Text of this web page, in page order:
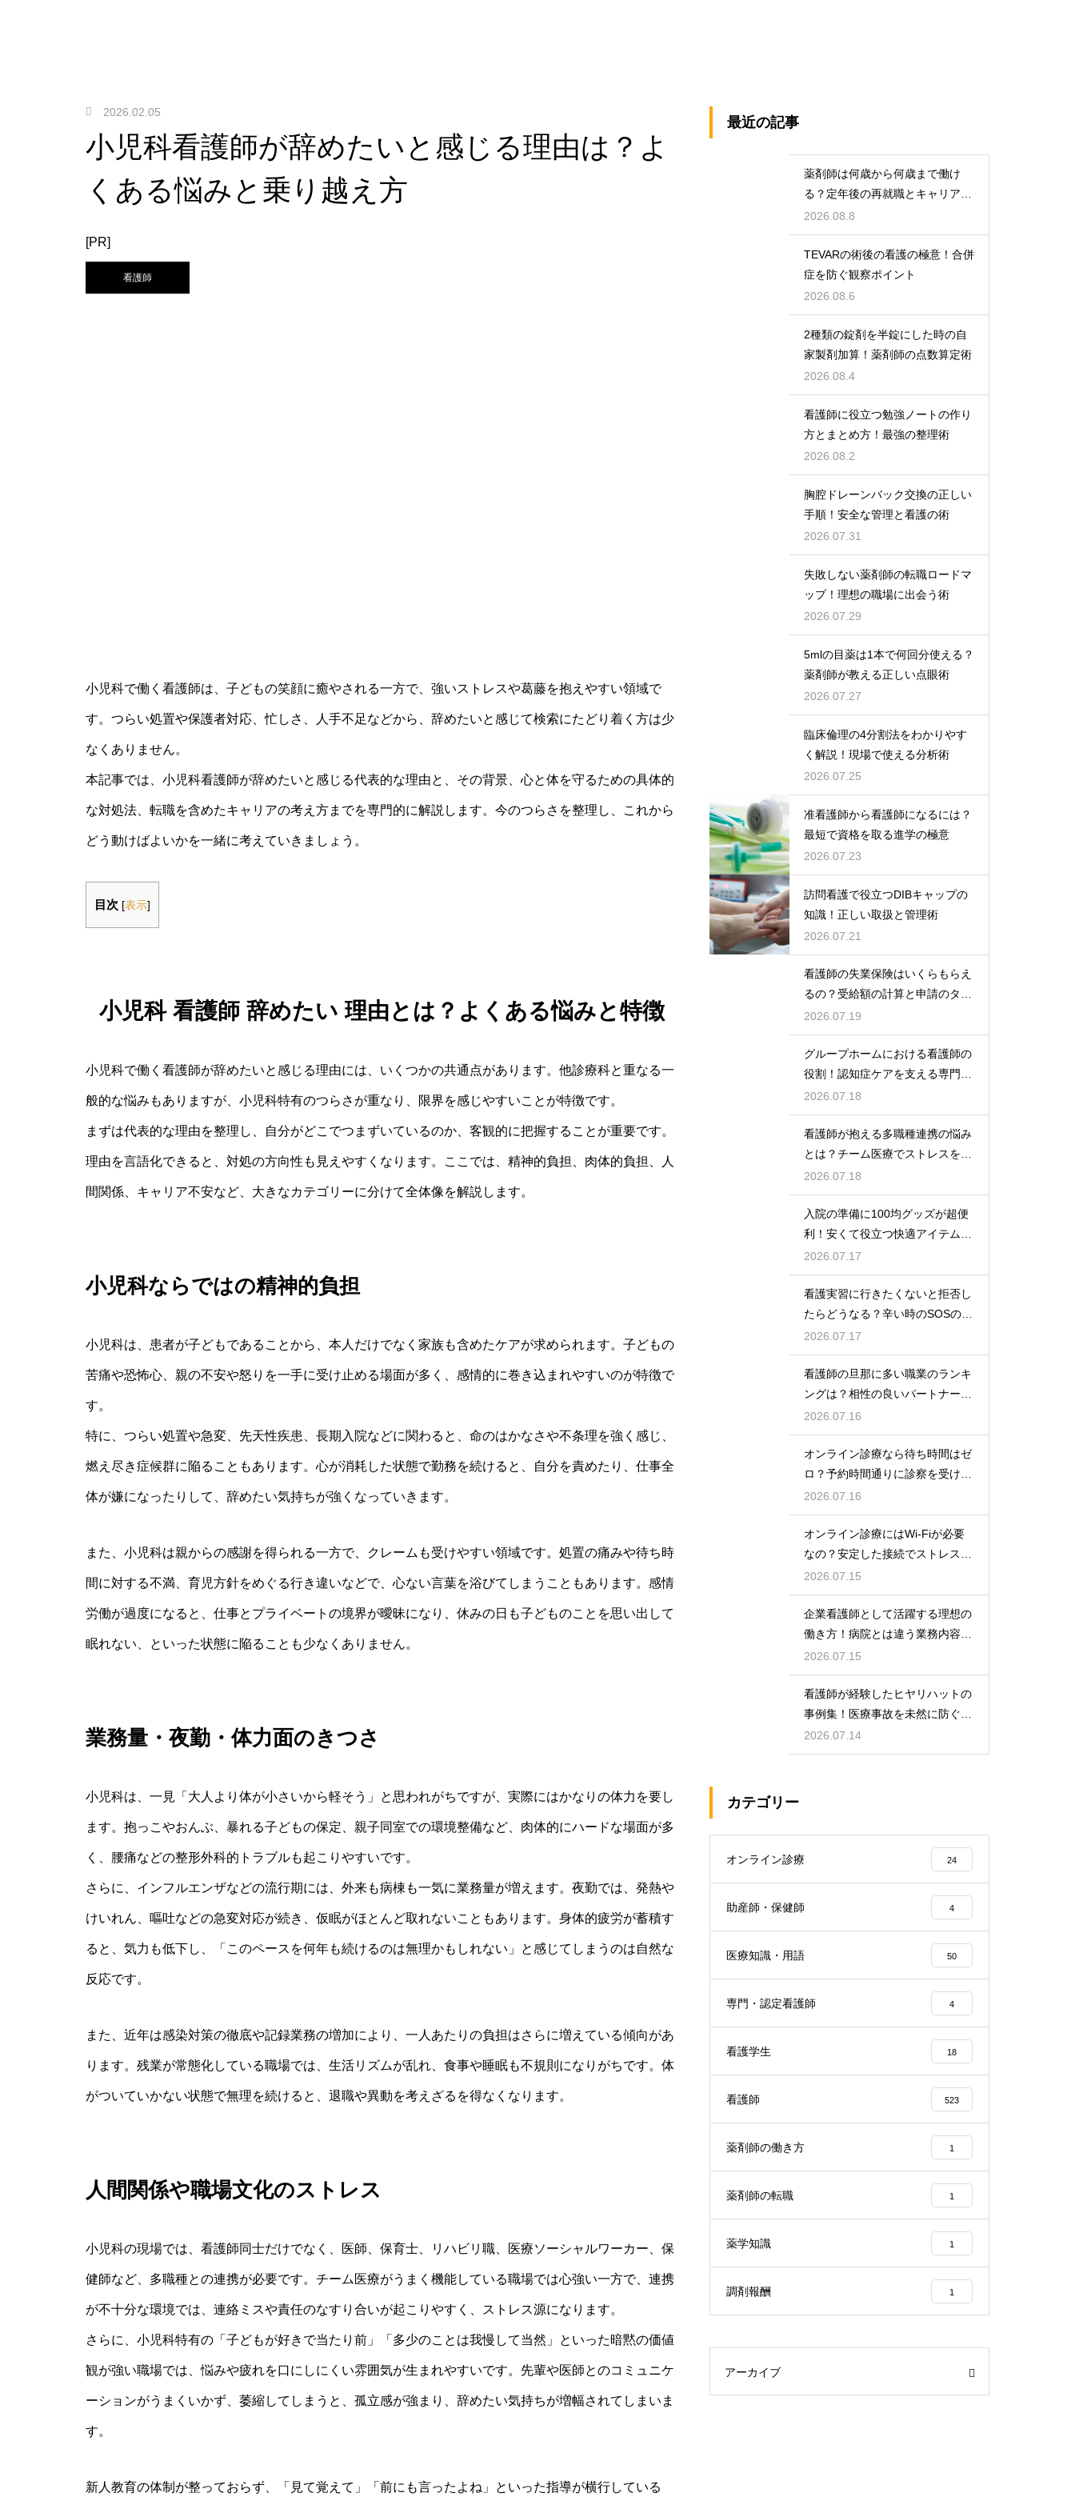
2026.02.05
小児科看護師が辞めたいと感じる理由は？よ
くある悩みと乗り越え方
[PR]
看護師
小児科で働く看護師は、子どもの笑顔に癒やされる一方で、強いストレスや葛藤を抱えやすい領域で
す。つらい処置や保護者対応、忙しさ、人手不足などから、辞めたいと感じて検索にたどり着く方は少
なくありません。
本記事では、小児科看護師が辞めたいと感じる代表的な理由と、その背景、心と体を守るための具体的
な対処法、転職を含めたキャリアの考え方までを専門的に解説します。今のつらさを整理し、これから
どう動けばよいかを一緒に考えていきましょう。
目次 [表示]
小児科 看護師 辞めたい 理由とは？よくある悩みと特徴
小児科で働く看護師が辞めたいと感じる理由には、いくつかの共通点があります。他診療科と重なる一
般的な悩みもありますが、小児科特有のつらさが重なり、限界を感じやすいことが特徴です。
まずは代表的な理由を整理し、自分がどこでつまずいているのか、客観的に把握することが重要です。
理由を言語化できると、対処の方向性も見えやすくなります。ここでは、精神的負担、肉体的負担、人
間関係、キャリア不安など、大きなカテゴリーに分けて全体像を解説します。
小児科ならではの精神的負担
小児科は、患者が子どもであることから、本人だけでなく家族も含めたケアが求められます。子どもの
苦痛や恐怖心、親の不安や怒りを一手に受け止める場面が多く、感情的に巻き込まれやすいのが特徴で
す。
特に、つらい処置や急変、先天性疾患、長期入院などに関わると、命のはかなさや不条理を強く感じ、
燃え尽き症候群に陥ることもあります。心が消耗した状態で勤務を続けると、自分を責めたり、仕事全
体が嫌になったりして、辞めたい気持ちが強くなっていきます。
また、小児科は親からの感謝を得られる一方で、クレームも受けやすい領域です。処置の痛みや待ち時
間に対する不満、育児方針をめぐる行き違いなどで、心ない言葉を浴びてしまうこともあります。感情
労働が過度になると、仕事とプライベートの境界が曖昧になり、休みの日も子どものことを思い出して
眠れない、といった状態に陥ることも少なくありません。
業務量・夜勤・体力面のきつさ
小児科は、一見「大人より体が小さいから軽そう」と思われがちですが、実際にはかなりの体力を要し
ます。抱っこやおんぶ、暴れる子どもの保定、親子同室での環境整備など、肉体的にハードな場面が多
く、腰痛などの整形外科的トラブルも起こりやすいです。
さらに、インフルエンザなどの流行期には、外来も病棟も一気に業務量が増えます。夜勤では、発熱や
けいれん、嘔吐などの急変対応が続き、仮眠がほとんど取れないこともあります。身体的疲労が蓄積す
ると、気力も低下し、「このペースを何年も続けるのは無理かもしれない」と感じてしまうのは自然な
反応です。
また、近年は感染対策の徹底や記録業務の増加により、一人あたりの負担はさらに増えている傾向があ
ります。残業が常態化している職場では、生活リズムが乱れ、食事や睡眠も不規則になりがちです。体
がついていかない状態で無理を続けると、退職や異動を考えざるを得なくなります。
人間関係や職場文化のストレス
小児科の現場では、看護師同士だけでなく、医師、保育士、リハビリ職、医療ソーシャルワーカー、保
健師など、多職種との連携が必要です。チーム医療がうまく機能している職場では心強い一方で、連携
が不十分な環境では、連絡ミスや責任のなすり合いが起こりやすく、ストレス源になります。
さらに、小児科特有の「子どもが好きで当たり前」「多少のことは我慢して当然」といった暗黙の価値
観が強い職場では、悩みや疲れを口にしにくい雰囲気が生まれやすいです。先輩や医師とのコミュニケ
ーションがうまくいかず、萎縮してしまうと、孤立感が強まり、辞めたい気持ちが増幅されてしまいま
す。
新人教育の体制が整っておらず、「見て覚えて」「前にも言ったよね」といった指導が横行している
最近の記事
薬剤師は何歳から何歳まで働け
る？定年後の再就職とキャリアの
術
2026.08.8
TEVARの術後の看護の極意！合併
症を防ぐ観察ポイント
2026.08.6
2種類の錠剤を半錠にした時の自
家製剤加算！薬剤師の点数算定術
2026.08.4
看護師に役立つ勉強ノートの作り
方とまとめ方！最強の整理術
2026.08.2
胸腔ドレーンバック交換の正しい
手順！安全な管理と看護の術
2026.07.31
失敗しない薬剤師の転職ロードマ
ップ！理想の職場に出会う術
2026.07.29
5mlの目薬は1本で何回分使える？
薬剤師が教える正しい点眼術
2026.07.27
臨床倫理の4分割法をわかりやす
く解説！現場で使える分析術
2026.07.25
准看護師から看護師になるには？
最短で資格を取る進学の極意
2026.07.23
訪問看護で役立つDIBキャップの
知識！正しい取扱と管理術
2026.07.21
看護師の失業保険はいくらもらえ
るの？受給額の計算と申請のタイ
ミング
2026.07.19
グループホームにおける看護師の
役割！認知症ケアを支える専門的
な力
2026.07.18
看護師が抱える多職種連携の悩み
とは？チーム医療でストレスを減
らす方法
2026.07.18
入院の準備に100均グッズが超便
利！安くて役立つ快適アイテムを
紹介
2026.07.17
看護実習に行きたくないと拒否し
たらどうなる？辛い時のSOSの出
し方
2026.07.17
看護師の旦那に多い職業のランキ
ングは？相性の良いパートナーの
条件と傾向
2026.07.16
オンライン診療なら待ち時間はゼ
ロ？予約時間通りに診察を受ける
コツ
2026.07.16
オンライン診療にはWi-Fiが必要
なの？安定した接続でストレスフ
リーに
2026.07.15
企業看護師として活躍する理想の
働き方！病院とは違う業務内容と
やりがい
2026.07.15
看護師が経験したヒヤリハットの
事例集！医療事故を未然に防ぐた
めの対策
2026.07.14
カテゴリー
オンライン診療 24
助産師・保健師 4
医療知識・用語 50
専門・認定看護師 4
看護学生 18
看護師 523
薬剤師の働き方 1
薬剤師の転職 1
薬学知識 1
調剤報酬 1
アーカイブ